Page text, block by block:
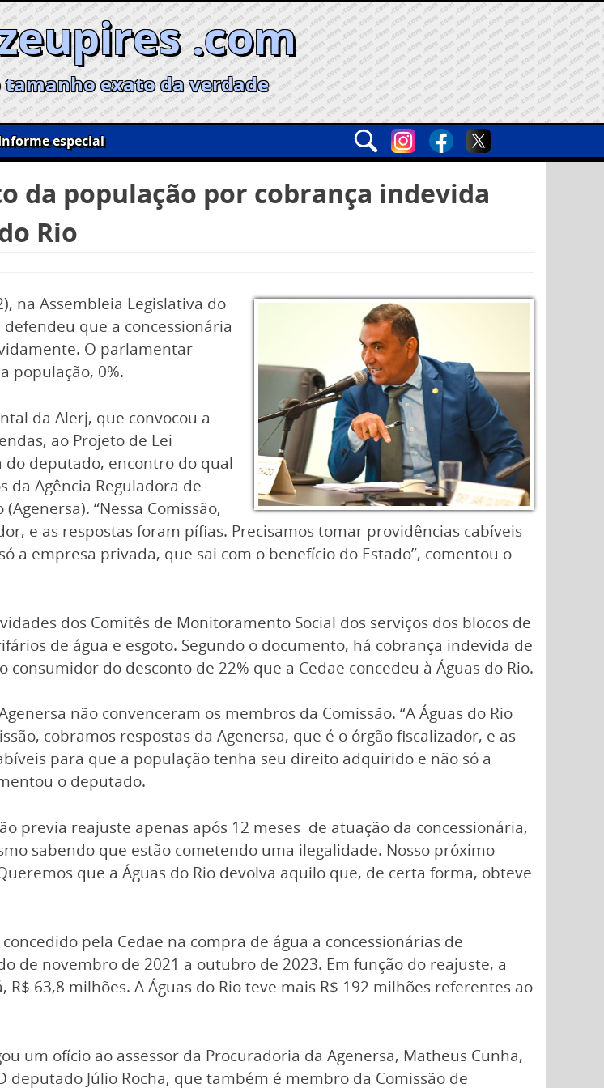
.com
tamanho exato da verdade
especial
da população por cobrança indevida
Rio
na Assembleia Legislativa do
que a concessionária
O parlamentar
população, 0%.
da Alerj, que convocou a
ao Projeto de Lei
deputado, encontro do qual
Agência Reguladora de
“Nessa Comissão,
e as respostas foram pífias. Precisamos tomar providências cabíveis
empresa privada, que sai com o benefício do Estado”, comentou o
dos Comitês de Monitoramento Social dos serviços dos blocos de
de água e esgoto. Segundo o documento, há cobrança indevida de
do desconto de 22% que a Cedae concedeu à Águas do Rio.
não convenceram os membros da Comissão. “A Águas do Rio
cobramos respostas da Agenersa, que é o órgão fiscalizador, e as
para que a população tenha seu direito adquirido e não só a
o deputado.
previa reajuste apenas após 12 meses de atuação da concessionária,
sabendo que estão cometendo uma ilegalidade. Nosso próximo
que a Águas do Rio devolva aquilo que, de certa forma, obteve
pela Cedae na compra de água a concessionárias de
de novembro de 2021 a outubro de 2023. Em função do reajuste, a
63,8 milhões. A Águas do Rio teve mais R$ 192 milhões referentes ao
um ofício ao assessor da Procuradoria da Agenersa, Matheus Cunha,
Júlio Rocha, que também é membro da Comissão de